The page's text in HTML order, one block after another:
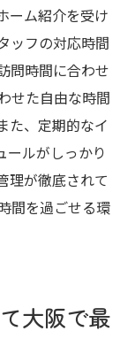
ーム紹介を受け
ッフの対応時間
問時間に合わせ
せた自由な時間
た、定期的なイ
ールがしっかり
理が徹底されて
間を過ごせる環
大阪で最